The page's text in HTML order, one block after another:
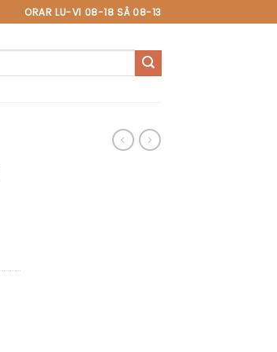
ORAR LU-VI 08-18 SÂ 08-13